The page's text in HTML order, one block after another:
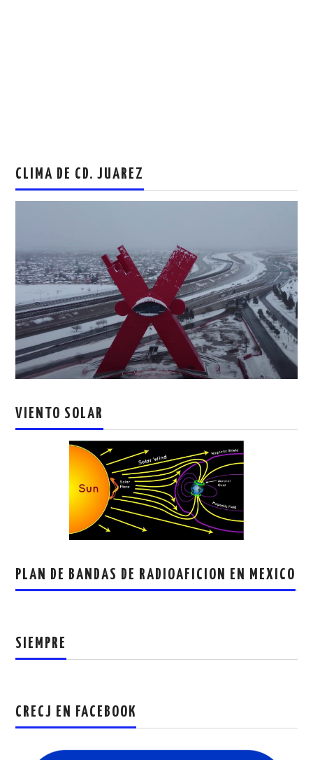
CLIMA DE CD. JUAREZ
VIENTO SOLAR
PLAN DE BANDAS DE RADIOAFICION EN MEXICO
SIEMPRE
CRECJ EN FACEBOOK